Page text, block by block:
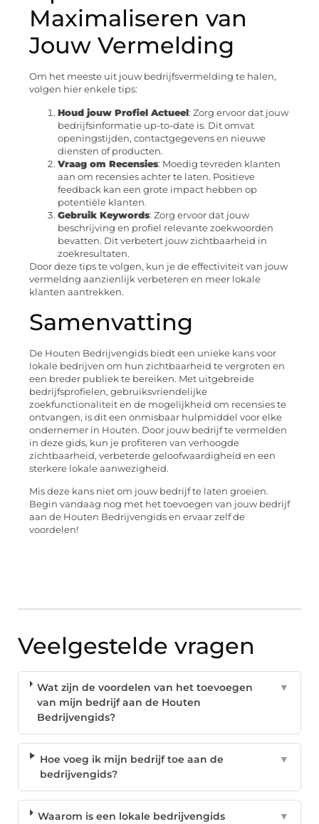
Maximaliseren van
Jouw Vermelding
Om het meeste uit jouw bedrijfsvermelding te halen,
volgen hier enkele tips:
Houd jouw Profiel Actueel: Zorg ervoor dat jouw
bedrijfsinformatie up-to-date is. Dit omvat
openingstijden, contactgegevens en nieuwe
diensten of producten.
Vraag om Recensies: Moedig tevreden klanten
aan om recensies achter te laten. Positieve
feedback kan een grote impact hebben op
potentiële klanten.
Gebruik Keywords: Zorg ervoor dat jouw
beschrijving en profiel relevante zoekwoorden
bevatten. Dit verbetert jouw zichtbaarheid in
zoekresultaten.
Door deze tips te volgen, kun je de effectiviteit van jouw
vermeldng aanzienlijk verbeteren en meer lokale
klanten aantrekken.
Samenvatting
De Houten Bedrijvengids biedt een unieke kans voor
lokale bedrijven om hun zichtbaarheid te vergroten en
een breder publiek te bereiken. Met uitgebreide
bedrijfsprofielen, gebruiksvriendelijke
zoekfunctionaliteit en de mogelijkheid om recensies te
ontvangen, is dit een onmisbaar hulpmiddel voor elke
ondernemer in Houten. Door jouw bedrijf te vermelden
in deze gids, kun je profiteren van verhoogde
zichtbaarheid, verbeterde geloofwaardigheid en een
sterkere lokale aanwezigheid.
Mis deze kans niet om jouw bedrijf te laten groeien.
Begin vandaag nog met het toevoegen van jouw bedrijf
aan de Houten Bedrijvengids en ervaar zelf de
voordelen!
Veelgestelde vragen
Wat zijn de voordelen van het toevoegen
van mijn bedrijf aan de Houten
Bedrijvengids?
▼
Hoe voeg ik mijn bedrijf toe aan de
bedrijvengids?
▼
Waarom is een lokale bedrijvengids
▼